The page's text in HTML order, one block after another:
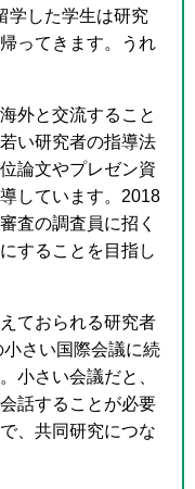
学した学生は研究
ってきます。うれ
外と交流すること
い研究者の指導法
論文やプレゼン資
しています。 2018
査の調査員に招く
することを目指し
ておられる研究者
小さい国際会議に続
小さい会議だと、
話することが必要
、共同研究につな